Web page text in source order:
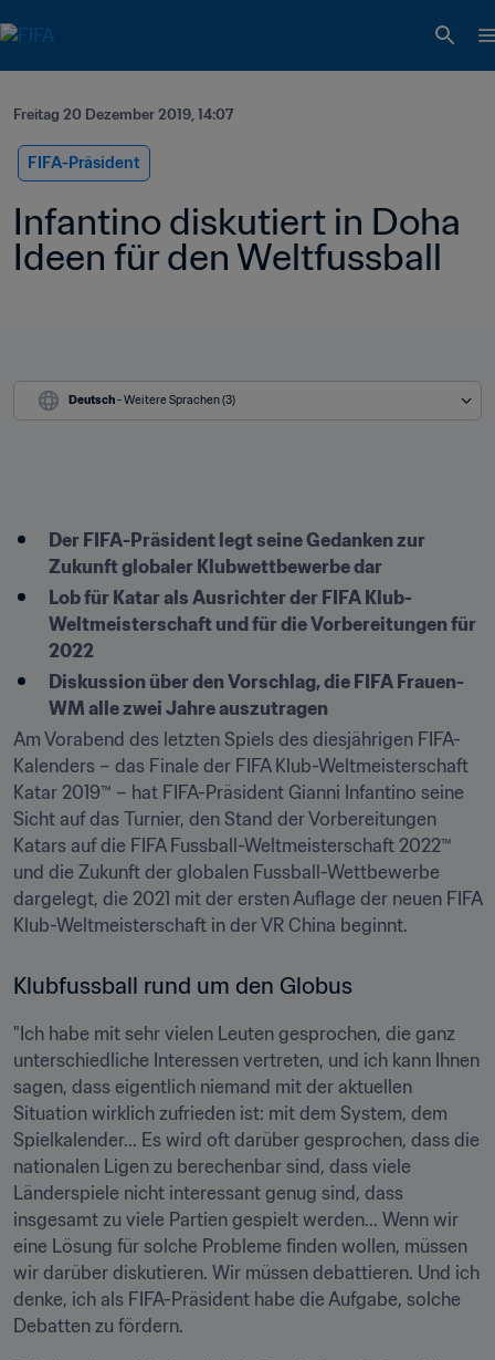
Freitag 20 Dezember 2019, 14:07
FIFA-Präsident
Infantino diskutiert in Doha
Ideen für den Weltfussball
Deutsch - Weitere Sprachen (3)
Der FIFA-Präsident legt seine Gedanken zur
Zukunft globaler Klubwettbewerbe dar
Lob für Katar als Ausrichter der FIFA Klub-
Weltmeisterschaft und für die Vorbereitungen für
2022
Diskussion über den Vorschlag, die FIFA Frauen-
WM alle zwei Jahre auszutragen
Am Vorabend des letzten Spiels des diesjährigen FIFA-
Kalenders – das Finale der FIFA Klub-Weltmeisterschaft
Katar 2019™ – hat FIFA-Präsident Gianni Infantino seine
Sicht auf das Turnier, den Stand der Vorbereitungen
Katars auf die FIFA Fussball-Weltmeisterschaft 2022™
und die Zukunft der globalen Fussball-Wettbewerbe
dargelegt, die 2021 mit der ersten Auflage der neuen FIFA
Klub-Weltmeisterschaft in der VR China beginnt.
Klubfussball rund um den Globus
"Ich habe mit sehr vielen Leuten gesprochen, die ganz
unterschiedliche Interessen vertreten, und ich kann Ihnen
sagen, dass eigentlich niemand mit der aktuellen
Situation wirklich zufrieden ist: mit dem System, dem
Spielkalender... Es wird oft darüber gesprochen, dass die
nationalen Ligen zu berechenbar sind, dass viele
Länderspiele nicht interessant genug sind, dass
insgesamt zu viele Partien gespielt werden... Wenn wir
eine Lösung für solche Probleme finden wollen, müssen
wir darüber diskutieren. Wir müssen debattieren. Und ich
denke, ich als FIFA-Präsident habe die Aufgabe, solche
Debatten zu fördern.